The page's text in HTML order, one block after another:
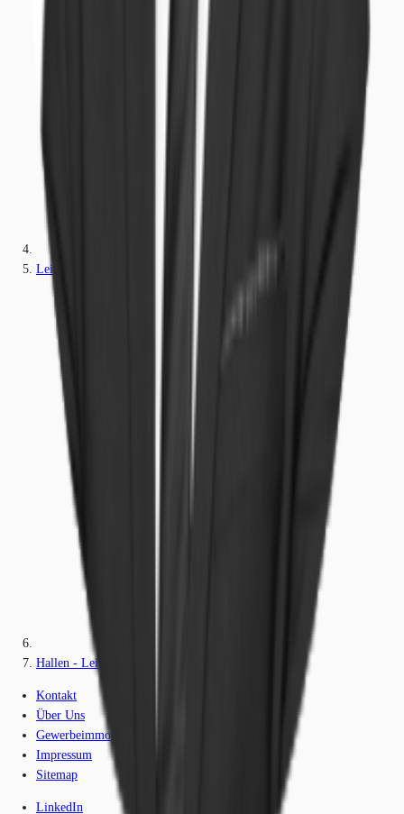
Leipzig
Hallen - Leipzig, Plaußig-Portitz - B1273
Kontakt
Über Uns
Gewerbeimmobilien-Lexikon
Impressum
Sitemap
LinkedIn